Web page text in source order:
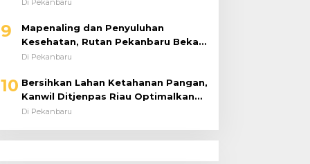
Di Pekanbaru
9
Mapenaling dan Penyuluhan
Kesehatan, Rutan Pekanbaru Bekali
37 Tahanan Baru dengan Edukasi
Di Pekanbaru
10 Bersihkan Lahan Ketahanan Pangan,
Kanwil Ditjenpas Riau Optimalkan
Produktivitas
Di Pekanbaru